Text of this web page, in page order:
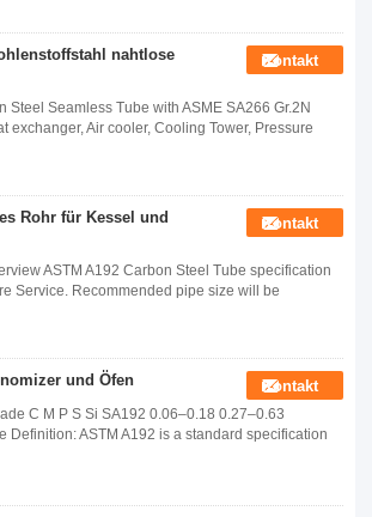
nahtlose
Kontakt
Steel Seamless Tube with ASME SA266 Gr.2N
Air cooler, Cooling Tower, Pressure
Rohr für Kessel und
Kontakt
ASTM A192 Carbon Steel Tube specification
Service. Recommended pipe size will be
und Öfen Kontakt
C M P S Si SA192 0.06–0.18 0.27–0.63
Definition: ASTM A192 is a standard specification